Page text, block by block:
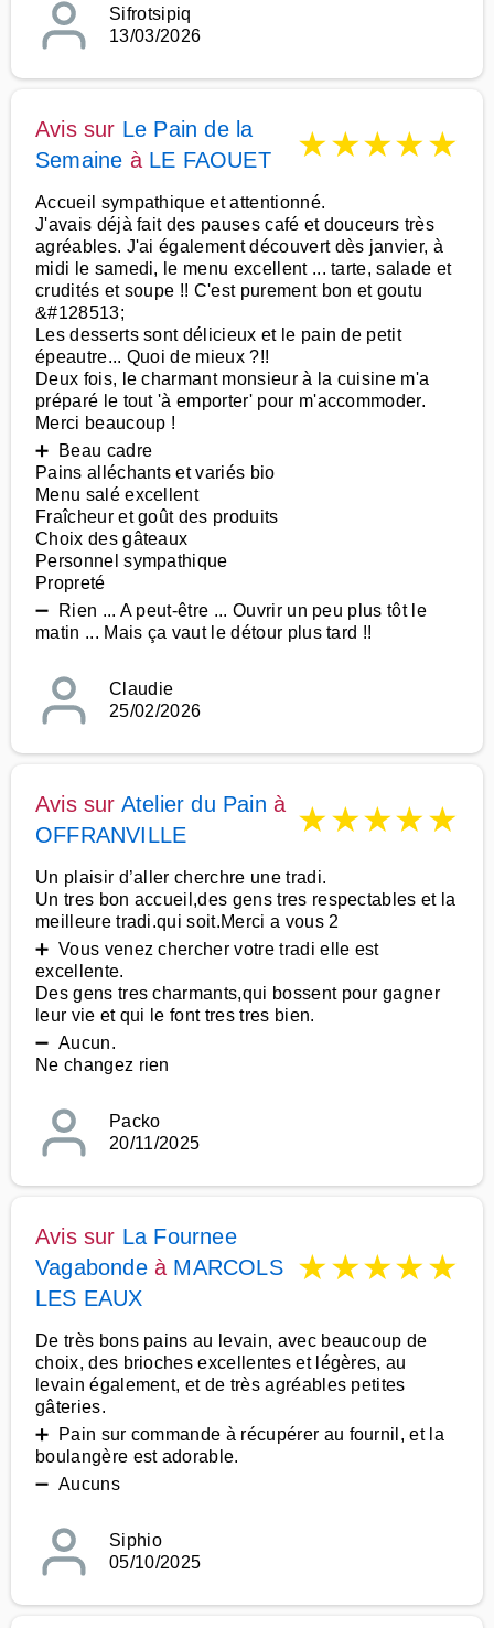
Sifrotsipiq
13/03/2026
Avis sur Le Pain de la
Semaine à LE FAOUET ★★★★★
Accueil sympathique et attentionné.
J'avais déjà fait des pauses café et douceurs très
agréables. J'ai également découvert dès janvier, à
midi le samedi, le menu excellent ... tarte, salade et
crudités et soupe !! C'est purement bon et goutu
&#128513;
Les desserts sont délicieux et le pain de petit
épeautre... Quoi de mieux ?!!
Deux fois, le charmant monsieur à la cuisine m'a
préparé le tout 'à emporter' pour m'accommoder.
Merci beaucoup !
➕ Beau cadre
Pains alléchants et variés bio
Menu salé excellent
Fraîcheur et goût des produits
Choix des gâteaux
Personnel sympathique
Propreté
➖ Rien ... A peut-être ... Ouvrir un peu plus tôt le
matin ... Mais ça vaut le détour plus tard !!
Claudie
25/02/2026
Avis sur Atelier du Pain à
OFFRANVILLE
★★★★★
Un plaisir d’aller cherchre une tradi.
Un tres bon accueil,des gens tres respectables et la
meilleure tradi.qui soit.Merci a vous 2
➕ Vous venez chercher votre tradi elle est
excellente.
Des gens tres charmants,qui bossent pour gagner
leur vie et qui le font tres tres bien.
➖ Aucun.
Ne changez rien
Packo
20/11/2025
Avis sur La Fournee
Vagabondeà MARCOLS
LES EAUX
★★★★★
De très bons pains au levain, avec beaucoup de
choix, des brioches excellentes et légères, au
levain également, et de très agréables petites
gâteries.
➕ Pain sur commande à récupérer au fournil, et la
boulangère est adorable.
➖ Aucuns
Siphio
05/10/2025